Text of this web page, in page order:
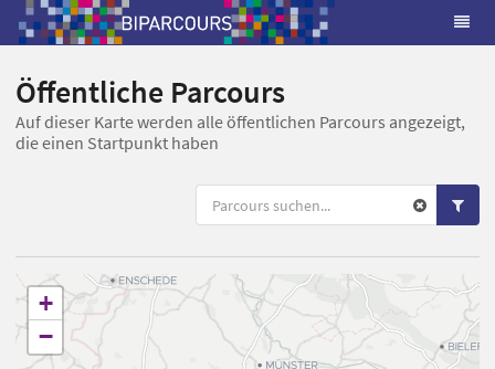
Öffentliche Parcours
Auf dieser Karte werden alle öffentlichen Parcours angezeigt,
die einen Startpunkt haben
+
−